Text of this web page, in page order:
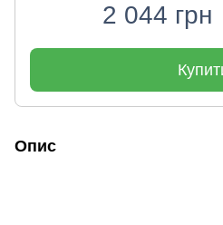
2 044 грн
Опис